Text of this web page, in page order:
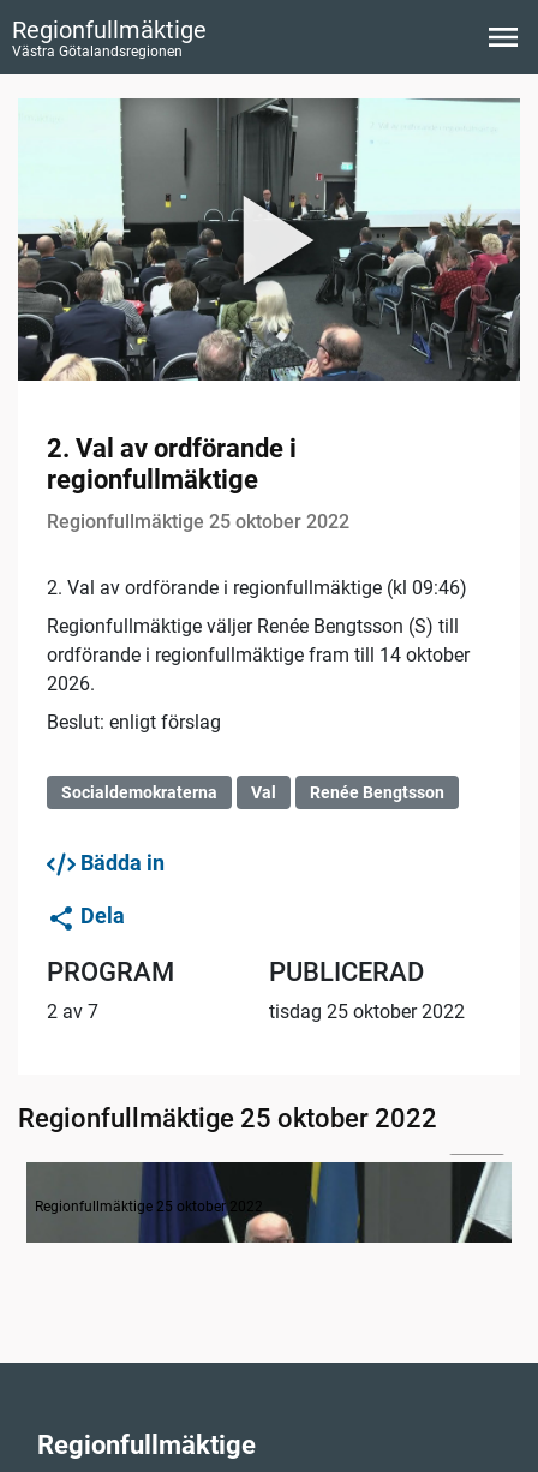
Regionfullmäktige
Västra Götalandsregionen
2. Val av ordförande i
regionfullmäktige
Regionfullmäktige 25 oktober 2022
2. Val av ordförande i regionfullmäktige (kl 09:46)
Regionfullmäktige väljer Renée Bengtsson (S) till
ordförande i regionfullmäktige fram till 14 oktober
2026.
Beslut: enligt förslag
Socialdemokraterna Val Renée Bengtsson
Bädda in
Dela
PROGRAM
2 av 7
PUBLICERAD
tisdag 25 oktober 2022
Regionfullmäktige 25 oktober 2022
RFs öppnande med inledande tal
Regionfullmäktige 25 oktober 2022
Regionfullmäktige